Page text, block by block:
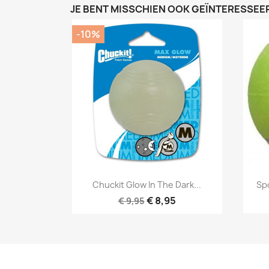
JE BENT MISSCHIEN OOK
Snel bekijken
Chuckit Glow In The Dark...
€ 9,95€ 8,95
-10%